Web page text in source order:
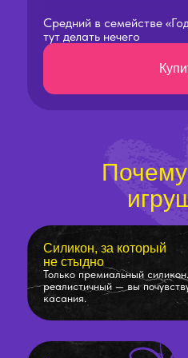
Средний в семействе
тут делать нечего
Силикон, за который
не стыдно
Только премиальный
реалистичный — вы
касания.